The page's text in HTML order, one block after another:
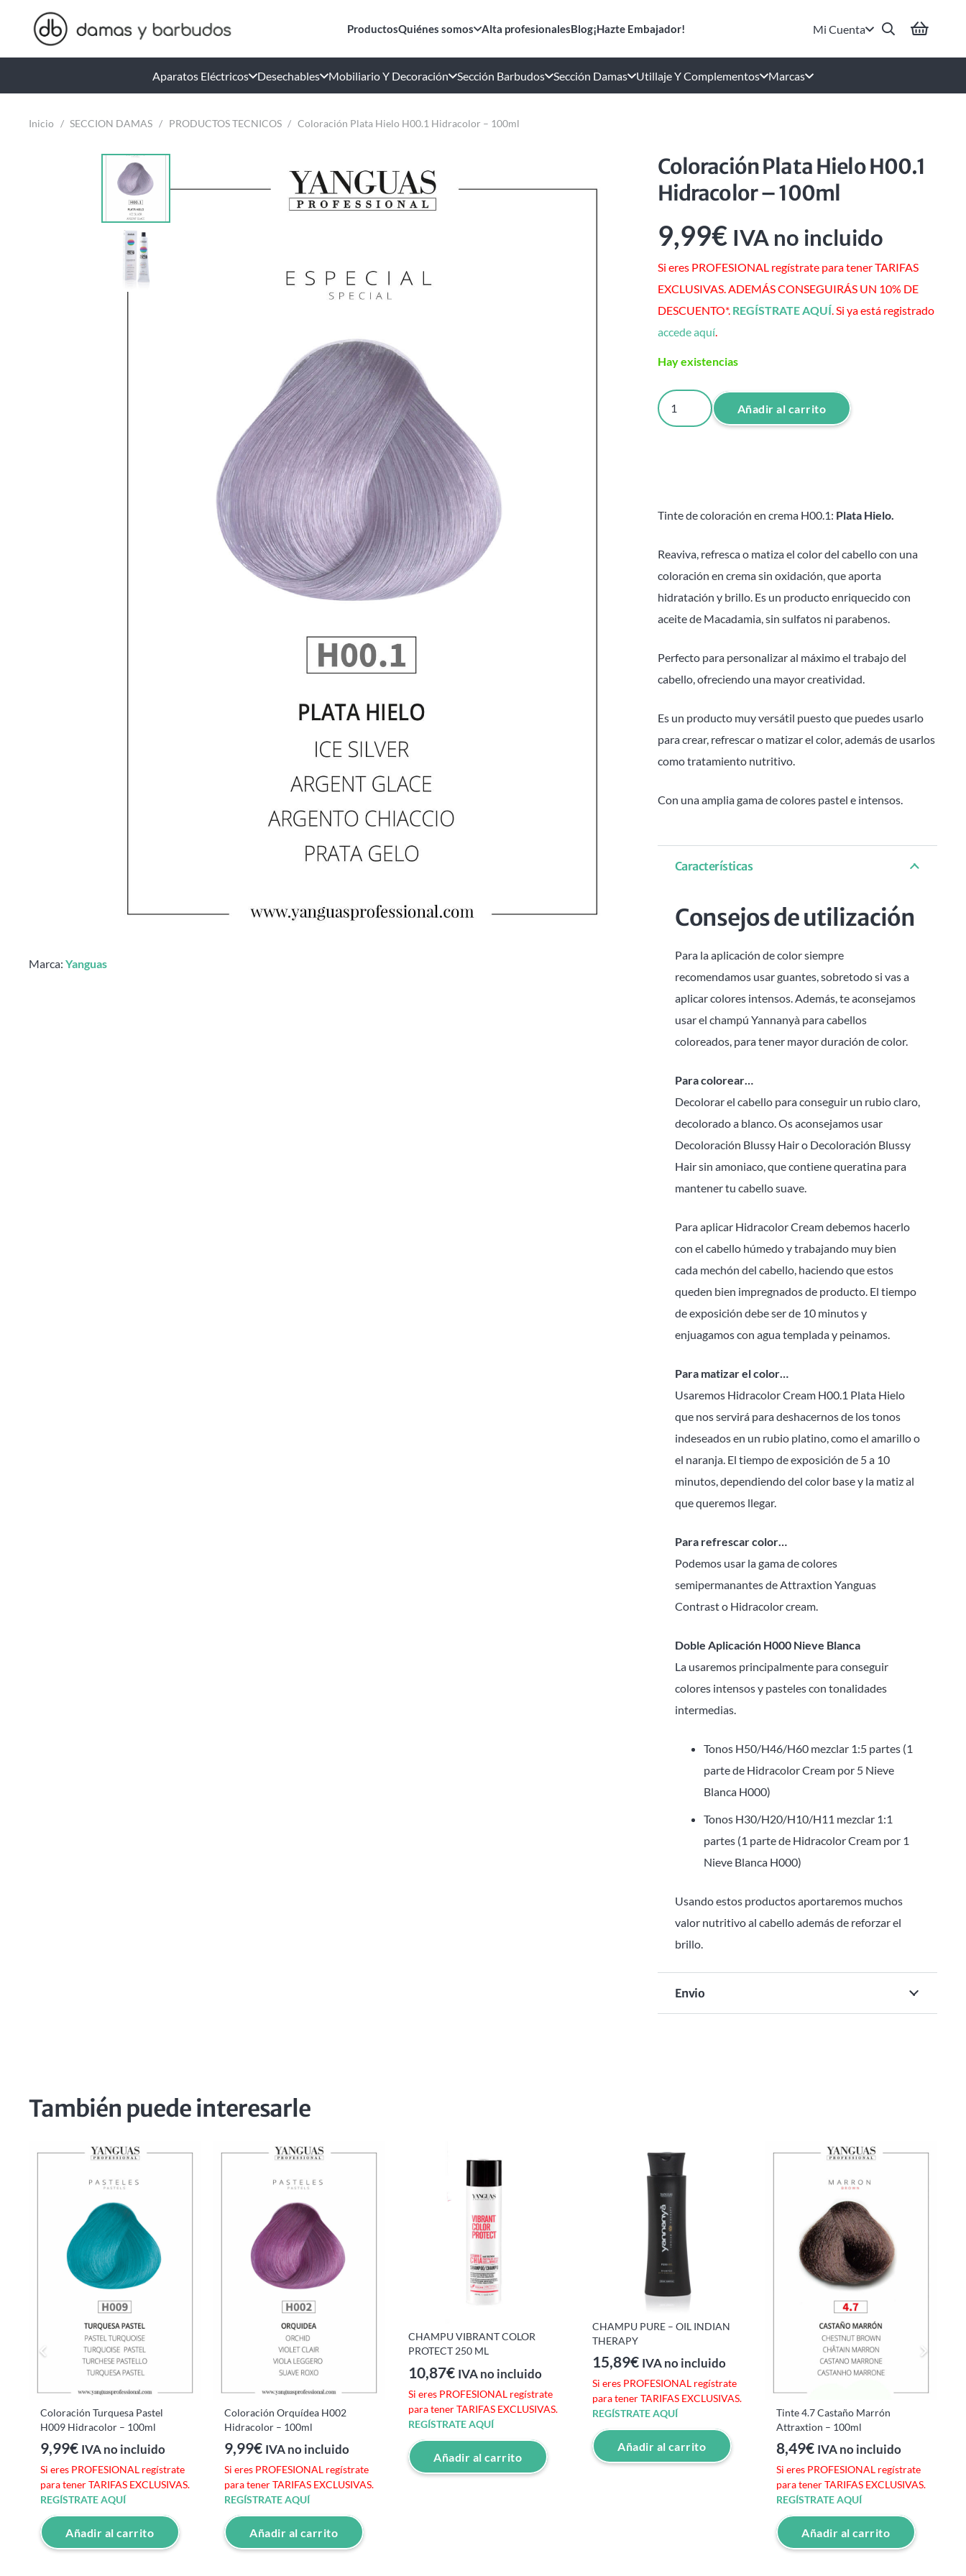
ProductosQuiénes somos Alta profesionalesBlog¡Hazte Embajador! Mi Cuenta
Aparatos Eléctricos Desechables Mobiliario Y Decoración Sección Barbudos Sección Damas Utillaje Y Complementos Marcas
Inicio / SECCION DAMAS / PRODUCTOS TECNICOS / Coloración Plata Hielo H00.1 Hidracolor – 100ml
Marca: Yanguas
Coloración Plata Hielo H00.1
Hidracolor – 100ml
9,99€ IVA no incluido
Si eres PROFESIONAL regístrate para tener TARIFAS
EXCLUSIVAS. ADEMÁS CONSEGUIRÁS UN 10% DE
DESCUENTO*. REGÍSTRATE AQUÍ. Si ya está registrado
accede aquí.
Hay existencias
Coloración
Plata
cantidad
Añadir al carrito
Tinte de coloración en crema H00.1: Plata Hielo.
Reaviva, refresca o matiza el color del cabello con una
coloración en crema sin oxidación, que aporta
hidratación y brillo. Es un producto enriquecido con
aceite de Macadamia, sin sulfatos ni parabenos.
Perfecto para personalizar al máximo el trabajo del
cabello, ofreciendo una mayor creatividad.
Es un producto muy versátil puesto que puedes usarlo
para crear, refrescar o matizar el color, además de usarlos
como tratamiento nutritivo.
Con una amplia gama de colores pastel e intensos.
Características
Consejos de utilización
Para la aplicación de color siempre
recomendamos usar guantes, sobretodo si vas a
aplicar colores intensos. Además, te aconsejamos
usar el champú Yannanyà para cabellos
coloreados, para tener mayor duración de color.
Para colorear…
Decolorar el cabello para conseguir un rubio claro,
decolorado a blanco. Os aconsejamos usar
Decoloración Blussy Hair o Decoloración Blussy
Hair sin amoniaco, que contiene queratina para
mantener tu cabello suave.
Para aplicar Hidracolor Cream debemos hacerlo
con el cabello húmedo y trabajando muy bien
cada mechón del cabello, haciendo que estos
queden bien impregnados de producto. El tiempo
de exposición debe ser de 10 minutos y
enjuagamos con agua templada y peinamos.
Para matizar el color…
Usaremos Hidracolor Cream H00.1 Plata Hielo
que nos servirá para deshacernos de los tonos
indeseados en un rubio platino, como el amarillo o
el naranja. El tiempo de exposición de 5 a 10
minutos, dependiendo del color base y la matiz al
que queremos llegar.
Para refrescar color…
Podemos usar la gama de colores
semipermanantes de Attraxtion Yanguas
Contrast o Hidracolor cream.
Doble Aplicación H000 Nieve Blanca
La usaremos principalmente para conseguir
colores intensos y pasteles con tonalidades
intermedias.
Tonos H50/H46/H60 mezclar 1:5 partes (1
parte de Hidracolor Cream por 5 Nieve
Blanca H000)
Tonos H30/H20/H10/H11 mezclar 1:1
partes (1 parte de Hidracolor Cream por 1
Nieve Blanca H000)
Usando estos productos aportaremos muchos
valor nutritivo al cabello además de reforzar el
brillo.
Envio
También puede interesarle
Coloración Turquesa Pastel
H009 Hidracolor – 100ml
9,99€ IVA no incluido
Si eres PROFESIONAL regístrate
para tener TARIFAS EXCLUSIVAS.
REGÍSTRATE AQUÍ
Añadir al carrito
Coloración Orquídea H002
Hidracolor – 100ml
9,99€ IVA no incluido
Si eres PROFESIONAL regístrate
para tener TARIFAS EXCLUSIVAS.
REGÍSTRATE AQUÍ
Añadir al carrito
CHAMPU VIBRANT COLOR
PROTECT 250 ML
10,87€ IVA no incluido
Si eres PROFESIONAL regístrate
para tener TARIFAS EXCLUSIVAS.
REGÍSTRATE AQUÍ
Añadir al carrito
CHAMPU PURE – OIL INDIAN
THERAPY
15,89€ IVA no incluido
Si eres PROFESIONAL regístrate
para tener TARIFAS EXCLUSIVAS.
REGÍSTRATE AQUÍ
Añadir al carrito
Tinte 4.7 Castaño Marrón
Attraxtion – 100ml
8,49€ IVA no incluido
Si eres PROFESIONAL regístrate
para tener TARIFAS EXCLUSIVAS.
REGÍSTRATE AQUÍ
Añadir al carrito